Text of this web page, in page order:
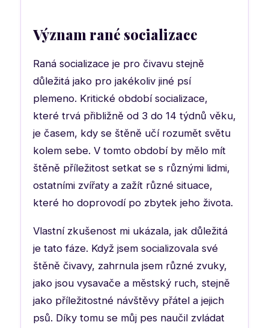
Význam rané socializace
Raná socializace je pro čivavu stejně
důležitá jako pro jakékoliv jiné psí
plemeno. Kritické období socializace,
které trvá přibližně od 3 do 14 týdnů věku,
je časem, kdy se štěně učí rozumět světu
kolem sebe. V tomto období by mělo mít
štěně příležitost setkat se s různými lidmi,
ostatními zvířaty a zažít různé situace,
které ho doprovodí po zbytek jeho života.
Vlastní zkušenost mi ukázala, jak důležitá
je tato fáze. Když jsem socializovala své
štěně čivavy, zahrnula jsem různé zvuky,
jako jsou vysavače a městský ruch, stejně
jako příležitostné návštěvy přátel a jejich
psů. Díky tomu se můj pes naučil zvládat